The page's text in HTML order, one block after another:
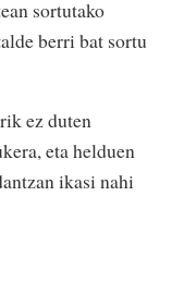
sortutako
berri bat sortu
ez duten
eta helduen
ikasi nahi